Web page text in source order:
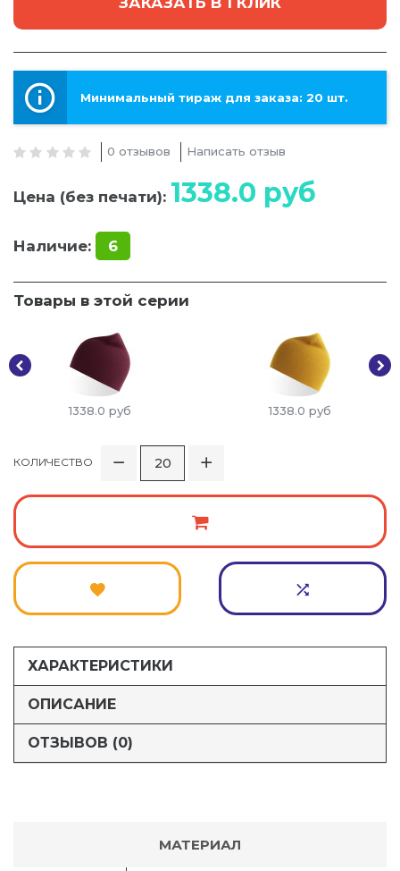
Минимальный тираж для заказа: 20 шт.
0 отзывов Написать отзыв
Цена (без печати): 1338.0 руб
Наличие: 6
Товары в этой серии
1338.0 руб 1338.0 руб
КОЛИЧЕСТВО
ХАРАКТЕРИСТИКИ
ОПИСАНИЕ
ОТЗЫВОВ (0)
МАТЕРИАЛ